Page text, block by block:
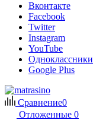
Вконтакте
Facebook
Twitter
Instagram
YouTube
Одноклассники
Google Plus
Сравнение0
Отложенные 0